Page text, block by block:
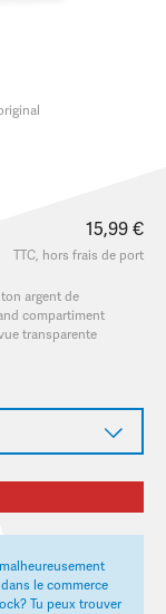
15,99 €
TTC, hors frais de port
argent de
compartiment
transparente
le commerce
Tu peux trouver